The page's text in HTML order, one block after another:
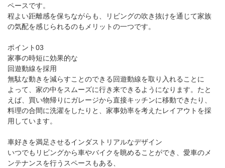
ペースです。
程よい距離感を保ちながらも、リビングの吹き抜けを通じて家族
の気配を感じられるのもメリットの一つです。
ポイント03
家事の時短に効果的な
回遊動線を採用
無駄な動きを減らすことのできる回遊動線を取り入れることに
よって、家の中をスムーズに行き来できるようになります。たと
えば、買い物帰りにガレージから直接キッチンに移動できたり、
料理の合間に洗濯をしたりと、家事効率を考えたレイアウトを採
用しています。
車好きを満足させるインダストリアルなデザイン
いつでもリビングから車やバイクを眺めることができ、愛車のメ
ンテナンスを行うスペースもある、